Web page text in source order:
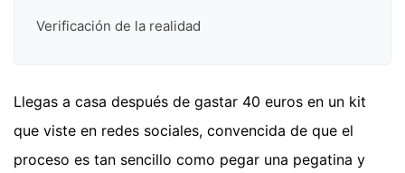
Verificación de la realidad
Llegas a casa después de gastar 40 euros en un kit
que viste en redes sociales, convencida de que el
proceso es tan sencillo como pegar una pegatina y